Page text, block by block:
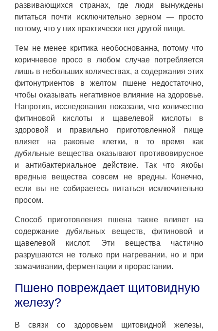
развивающихся странах, где люди вынуждены
питаться почти исключительно зерном — просто
потому, что у них практически нет другой пищи.
Тем не менее критика необоснованна, потому что
коричневое просо в любом случае потребляется
лишь в небольших количествах, а содержания этих
фитонутриентов в желтом пшене недостаточно,
чтобы оказывать негативное влияние на здоровье.
Напротив, исследования показали, что количество
фитиновой кислоты и щавелевой кислоты в
здоровой и правильно приготовленной пище
влияет на раковые клетки, в то время как
дубильные вещества оказывают противовирусное
и антибактериальное действие. Так что якобы
вредные вещества совсем не вредны. Конечно,
если вы не собираетесь питаться исключительно
просом.
Способ приготовления пшена также влияет на
содержание дубильных веществ, фитиновой и
щавелевой кислот. Эти вещества частично
разрушаются не только при нагревании, но и при
замачивании, ферментации и прорастании.
Пшено повреждает щитовидную
железу?
В связи со здоровьем щитовидной железы,